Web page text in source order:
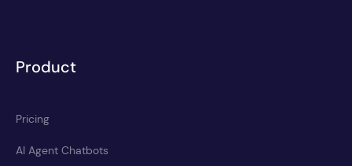
Product
Pricing
AI Agent Chatbots